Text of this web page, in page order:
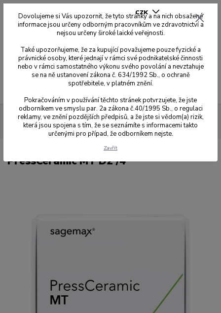
CZK
0,00 Kč
Sagemax PressCeramic
PressCeramic MT
PressCeramic MT D2 /4
PressCeramic MT D2 /4
Dovolujeme si Vás upozornit, že tyto stránky a na nich obsažené
informace jsou určeny odborným pracovníkům ve zdravotnictví a
nejsou určeny široké laické veřejnosti.
Také upozorňujeme, že za kupující považujeme pouze fyzické a
právnické osoby, které jednají v rámci své podnikatelské činnosti
nebo v rámci samostatného výkonu svého povolání a nevztahuje
se na ně ustanovení zákona č. 634/1992 Sb., o ochraně
spotřebitele, v platném znění.
Pokračováním v používání těchto stránek potvrzujete, že jste
odborníkem ve smyslu par. 2a zákona č.40/1995 Sb., o regulaci
reklamy, ve znění pozdějších předpisů, a že jste si vědom(a) rizik,
která jsou spojena s tím, že se seznámíte s informacemi takto
určenými pro případ, že odborníkem nejste.
Zavřít